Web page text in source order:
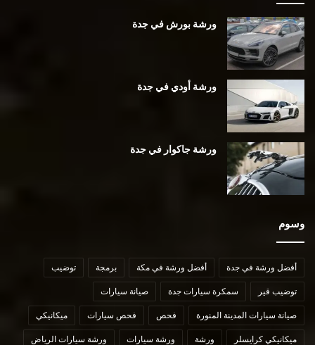
ورشة بورش في جدة
ورشة أودي في جدة
ورشة جاكوار في جدة
وسوم
أفضل ورشة في جدة أفضل ورشة في مكة برمجة توضيب
توضيب قير سمكرة سيارات جدة صيانة سيارات
صيانة سيارات المدينة المنورة فحص فحص سيارات ميكانيكي
ميكانيكي كرايسلر ورشة ورشة سيارات ورشة سيارات الرياض